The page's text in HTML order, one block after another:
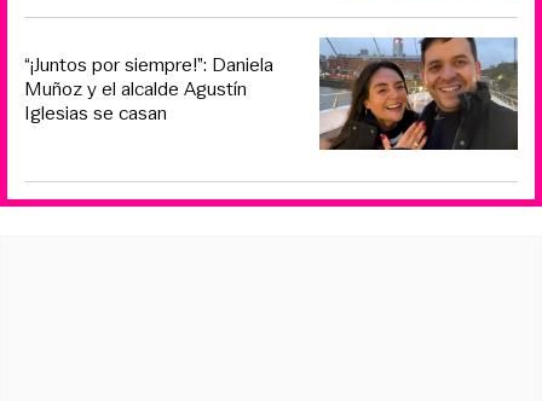
“¡Juntos por siempre!”: Daniela
Muñoz y el alcalde Agustín
Iglesias se casan